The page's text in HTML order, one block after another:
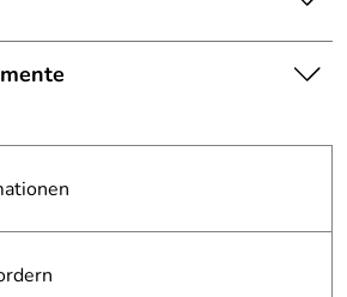
Dokument (11.688kB)